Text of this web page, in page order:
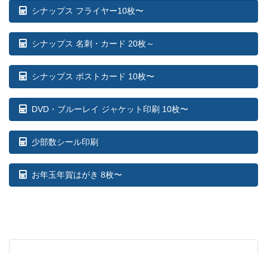
シナップス フライヤー10枚〜
シナップス 名刺・カード 20枚～
シナップス ポストカード 10枚〜
DVD・ブルーレイ ジャケット印刷 10枚〜
少部数シール印刷
お年玉年賀はがき 8枚〜